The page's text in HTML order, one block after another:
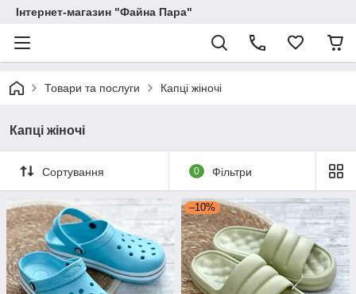
Інтернет-магазин "Файна Пара"
Товари та послуги Капці жіночі
Капці жіночі
Сортування 0 Фільтри
–10%